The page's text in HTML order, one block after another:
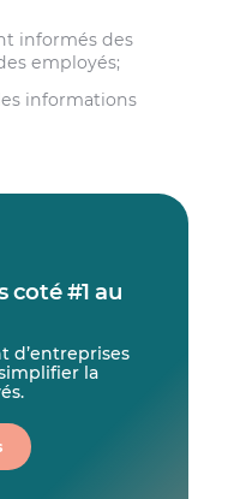
informés des
employés;
informations
coté #1 au
d’entreprises
la